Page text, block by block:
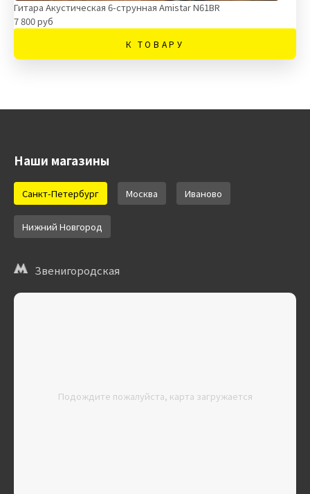
Гитара Акустическая 6-струнная Amistar N61BR
7 800 руб
К ТОВАРУ
Наши магазины
Санкт-Петербург Москва Иваново
Нижний Новгород
Звенигородская
Подождите пожалуйста, карта загружается